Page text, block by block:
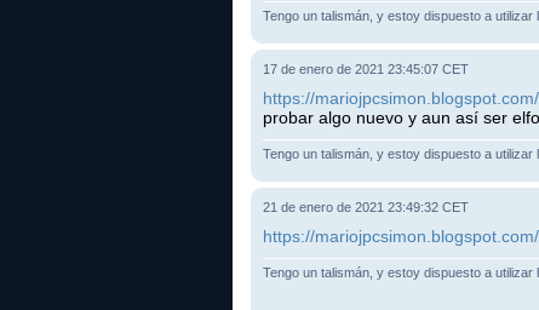
Tengo un talismán, y estoy dispuesto a utilizar
17 de enero de 2021 23:45:07 CET
https://
probar algo nuevo y aun así ser
Tengo un talismán, y estoy dispuesto a utilizar
21 de enero de 2021 23:49:32 CET
https://
Tengo un talismán, y estoy dispuesto a utilizar